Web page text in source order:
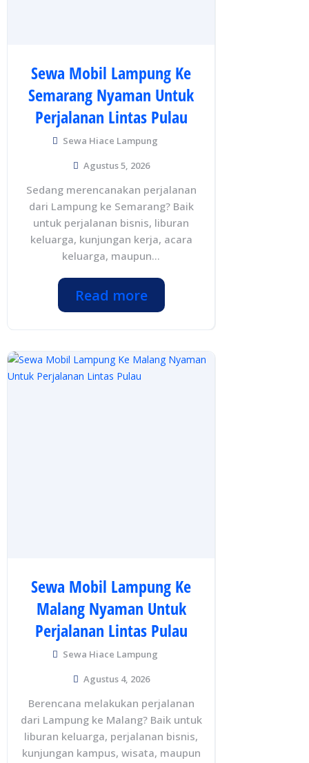
Sewa Mobil Lampung Ke
Semarang Nyaman Untuk
Perjalanan Lintas Pulau
Sewa Hiace Lampung
Agustus 5, 2026
Sedang merencanakan perjalanan
dari Lampung ke Semarang? Baik
untuk perjalanan bisnis, liburan
keluarga, kunjungan kerja, acara
keluarga, maupun...
Read more
Sewa Mobil Lampung Ke
Malang Nyaman Untuk
Perjalanan Lintas Pulau
Sewa Hiace Lampung
Agustus 4, 2026
Berencana melakukan perjalanan
dari Lampung ke Malang? Baik untuk
liburan keluarga, perjalanan bisnis,
kunjungan kampus, wisata, maupun